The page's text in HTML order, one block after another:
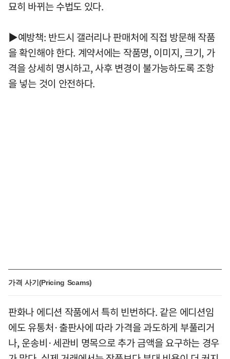
묘히 바뀌는 수법도 있다.
▶예방책: 반드시 갤러리나 판매처에 직접 방문해 작품
을 확인해야 한다. 계약서에는 작품명, 이미지, 크기, 가
격을 상세히 명시하고, 사후 변경이 불가능하도록 조항
을 넣는 것이 안전하다.
가격 사기(Pricing Scams)
판화나 에디션 작품에서 특히 빈번하다. 같은 에디션임
에도 유통처·출판사에 따라 가격을 과도하게 부풀리거
나, 운송비·세관비 명목으로 추가 금액을 요구하는 경우